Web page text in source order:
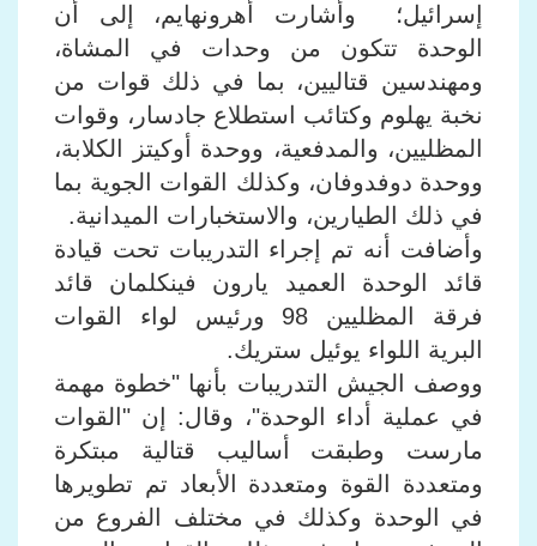
إسرائيل؛ وأشارت أهرونهايم، إلى أن
الوحدة تتكون من وحدات في المشاة،
ومهندسين قتاليين، بما في ذلك قوات من
نخبة يهلوم وكتائب استطلاع جادسار، وقوات
المظليين، والمدفعية، ووحدة أوكيتز الكلابة،
ووحدة دوفدوفان، وكذلك القوات الجوية بما
في ذلك الطيارين، والاستخبارات الميدانية.
وأضافت أنه تم إجراء التدريبات تحت قيادة
قائد الوحدة العميد يارون فينكلمان قائد
فرقة المظليين 98 ورئيس لواء القوات
البرية اللواء يوئيل ستريك.
ووصف الجيش التدريبات بأنها "خطوة مهمة
في عملية أداء الوحدة"، وقال: إن "القوات
مارست وطبقت أساليب قتالية مبتكرة
ومتعددة القوة ومتعددة الأبعاد تم تطويرها
في الوحدة وكذلك في مختلف الفروع من